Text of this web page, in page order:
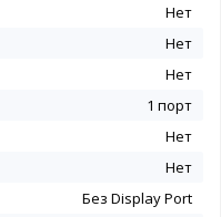
Нет
Нет
Нет
1 порт
Нет
Нет
Без Display Port